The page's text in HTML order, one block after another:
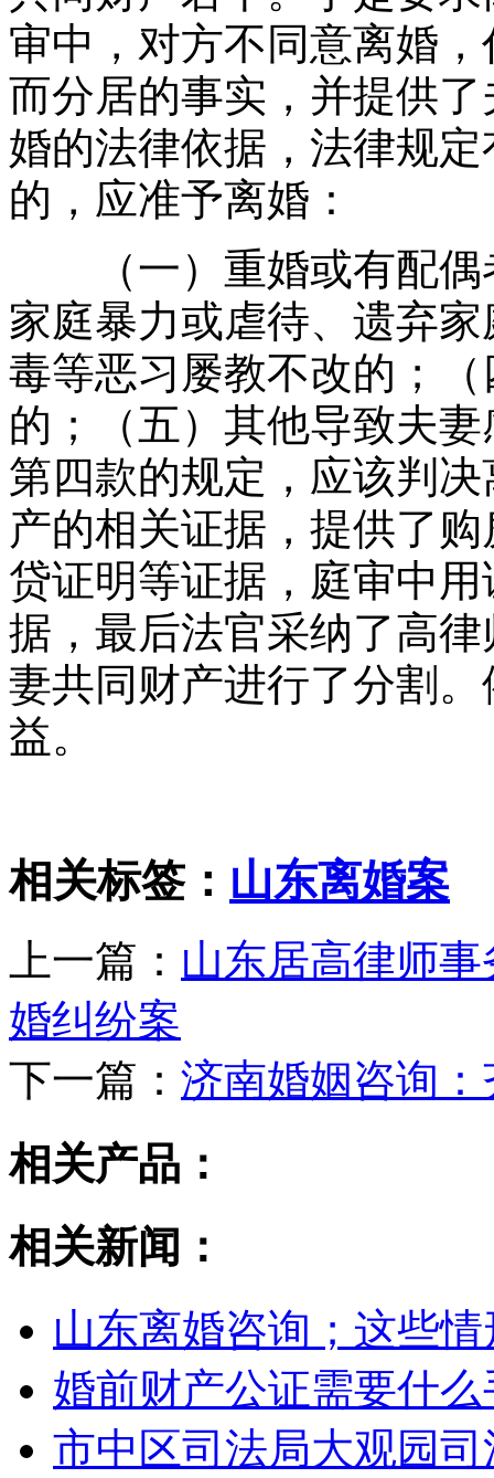
审中，对方不同意离婚
而分居的事实，并提供
婚的法律依据，法律规
的，应准予离婚：
（一）重婚或有配偶
家庭暴力或虐待、遗弃
毒等恶习屡教不改的；
的；（五）其他导致夫
第四款的规定，应该判
产的相关证据，提供了
贷证明等证据，庭审中
据，最后法官采纳了高
妻共同财产进行了分割
益。
相关标签： 山东离婚案
上一篇： 山东居高律师
婚纠纷案
下一篇： 济南婚姻咨询
相关产品：
相关新闻：
山东离婚咨询；这些
婚前财产公证需要什
市中区司法局大观园